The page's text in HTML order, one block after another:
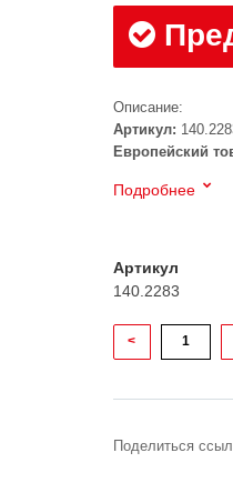
Описание:
Артикул:
Европейский
Подробнее
Артикул
140.2283
<
Поделиться